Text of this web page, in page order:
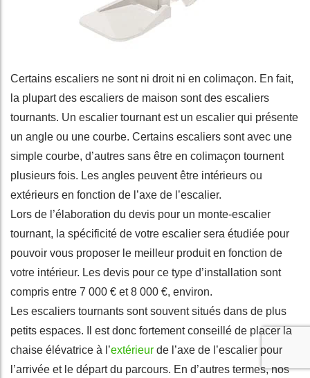
Certains escaliers ne sont ni droit ni en colimaçon. En fait,
la plupart des escaliers de maison sont des escaliers
tournants. Un escalier tournant est un escalier qui présente
un angle ou une courbe. Certains escaliers sont avec une
simple courbe, d’autres sans être en colimaçon tournent
plusieurs fois. Les angles peuvent être intérieurs ou
extérieurs en fonction de l’axe de l’escalier.
Lors de l’élaboration du devis pour un monte-escalier
tournant, la spécificité de votre escalier sera étudiée pour
pouvoir vous proposer le meilleur produit en fonction de
votre intérieur. Les devis pour ce type d’installation sont
compris entre 7 000 € et 8 000 €, environ.
Les escaliers tournants sont souvent situés dans de plus
petits espaces. Il est donc fortement conseillé de placer la
chaise élévatrice à l’extérieur de l’axe de l’escalier pour
l’arrivée et le départ du parcours. En d’autres termes, nos